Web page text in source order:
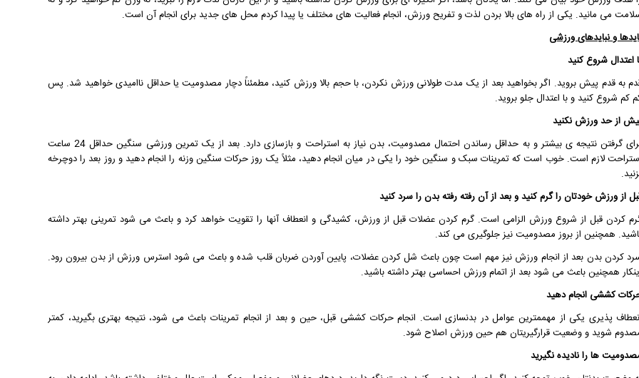
می مانید. یکی از راه های بالا بردن لذت و تفریح ورزش، انجام فعالیت های مختلف یا پیدا کردم محل های جدید برای انجام آن است.
و نبایدهای ورزشی
اعتدال شروع کنید
به قدم پیش بروید. اگر بخواهید بعد از یک مدت طولانی ورزش نکردن، با حجم بالا ورزش کنید، مطمئناً دچار مصدومیت یا حداقل ناامیدی خواهید شد. پس
کم شروع کنید و با اعتدال جلو بروید.
از حد ورزش نکنید
برای گرفتن نتیجه ی بیشتر و به حداقل رساندن احتمال مصدومیت، بدن نیاز به استراحت و بازسازی دارد. بعد از یک تمرین ورزشی سنگین حداقل 24 ساعت
لازم است. خوب است که تمرینات سبک و سنگین خود را یکی در میان انجام دهید، مثلاً یک روز حرکات سنگین وزنه را انجام دهید و روز بعد را دوچرخه
از ورزش خودتان را گرم کنید و بعد از آن رفته رفته بدن را سرد کنید
کردن قبل از شروع ورزش الزامی است. گرم کردن عضلات قبل از ورزش، کشیدگی و انعطاف آنها را تقویت خواهد کرد و باعث می شود تمرینی بهتر داشته
همچنین از بروز مصدومیت نیز جلوگیری می کند.
کردن بدن بعد از انجام ورزش نیز مهم است چون باعث شل کردن عضلات، پایین آوردن ضربان قلب شده و باعث می شود استرس ورزش از بدن بیرون رود.
همچنین باعث می شود بعد از اتمام ورزش احساسی بهتر داشته باشید.
کششی انجام دهید
پذیری یکی از مهممترین عوامل در بدنسازی است. انجام حرکات کششی قبل، حین و بعد از انجام تمرینات باعث می شود، نتیجه بهتری بگیرید، کمتر
شوید و وضعیت قرارگیریتان هم حین ورزش اصلاح شود.
ها را نادیده نگیرید